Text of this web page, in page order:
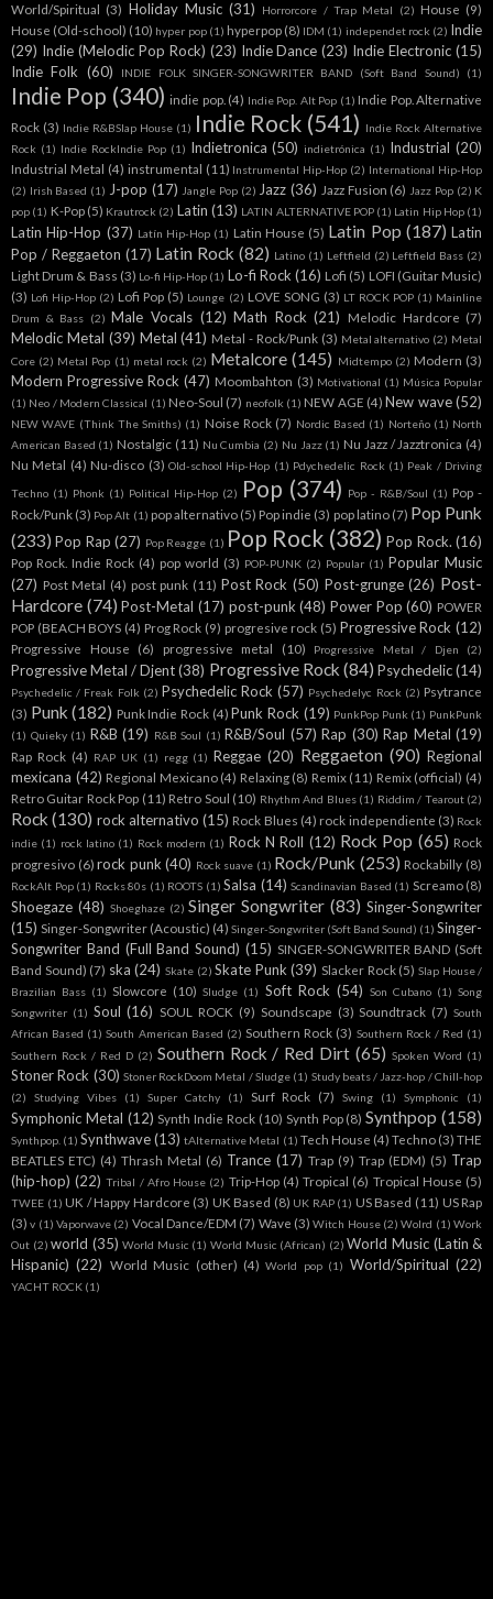
World/Spiritual (3) Holiday Music (31) Horrorcore / Trap Metal (2) House (9)
House (Old-school) (10) hyper pop (1) hyperpop (8) IDM (1) independet rock (2) Indie
(29) Indie (Melodic Pop Rock) (23) Indie Dance (23) Indie Electronic (15)
Indie Folk (60) INDIE FOLK SINGER-SONGWRITER BAND (Soft Band Sound) (1)
Indie Pop (340) indie pop. (4) Indie Pop. Alt Pop (1) Indie Pop. Alternative
Rock (3) Indie R&BSlap House (1) Indie Rock (541) Indie Rock Alternative
Rock (1) Indie RockIndie Pop (1) Indietronica (50) indietrónica (1) Industrial (20)
Industrial Metal (4) instrumental (11) Instrumental Hip-Hop (2) International Hip-Hop
(2) Irish Based (1) J-pop (17) Jangle Pop (2) Jazz (36) Jazz Fusion (6) Jazz Pop (2) K
pop (1) K-Pop (5) Krautrock (2) Latin (13) LATIN ALTERNATIVE POP (1) Latin Hip Hop (1)
Latin Hip-Hop (37) Latín Hip-Hop (1) Latin House (5) Latin Pop (187) Latin
Pop / Reggaeton (17) Latin Rock (82) Latino (1) Leftfield (2) Leftfield Bass (2)
Light Drum & Bass (3) Lo-fi Hip-Hop (1) Lo-fi Rock (16) Lofi (5) LOFI (Guitar Music)
(3) Lofi Hip-Hop (2) Lofi Pop (5) Lounge (2) LOVE SONG (3) LT ROCK POP (1) Mainline
Drum & Bass (2) Male Vocals (12) Math Rock (21) Melodic Hardcore (7)
Melodic Metal (39) Metal (41) Metal - Rock/Punk (3) Metal alternativo (2) Metal
Core (2) Metal Pop (1) metal rock (2) Metalcore (145) Midtempo (2) Modern (3)
Modern Progressive Rock (47) Moombahton (3) Motivational (1) Música Popular
(1) Neo / Modern Classical (1) Neo-Soul (7) neofolk (1) NEW AGE (4) New wave (52)
NEW WAVE (Think The Smiths) (1) Noise Rock (7) Nordic Based (1) Norteño (1) North
American Based (1) Nostalgic (11) Nu Cumbia (2) Nu Jazz (1) Nu Jazz / Jazztronica (4)
Nu Metal (4) Nu-disco (3) Old-school Hip-Hop (1) Pdychedelic Rock (1) Peak / Driving
Techno (1) Phonk (1) Political Hip-Hop (2) Pop (374) Pop - R&B/Soul (1) Pop -
Rock/Punk (3) Pop Alt (1) pop alternativo (5) Pop indie (3) pop latino (7) Pop Punk
(233) Pop Rap (27) Pop Reagge (1) Pop Rock (382) Pop Rock. (16)
Pop Rock. Indie Rock (4) pop world (3) POP-PUNK (2) Popular (1) Popular Music
(27) Post Metal (4) post punk (11) Post Rock (50) Post-grunge (26) Post-
Hardcore (74) Post-Metal (17) post-punk (48) Power Pop (60) POWER
POP (BEACH BOYS (4) Prog Rock (9) progresive rock (5) Progressive Rock (12)
Progressive House (6) progressive metal (10) Progressive Metal / Djen (2)
Progressive Metal / Djent (38) Progressive Rock (84) Psychedelic(14)
Psychedelic / Freak Folk (2) Psychedelic Rock (57) Psychedelyc Rock (2) Psytrance
(3) Punk (182) Punk Indie Rock (4) Punk Rock (19) PunkPop Punk (1) PunkPunk
(1) Quieky (1) R&B (19) R&B Soul (1) R&B/Soul (57) Rap (30) Rap Metal (19)
Rap Rock (4) RAP UK (1) regg (1) Reggae (20) Reggaeton (90) Regional
mexicana (42) Regional Mexicano (4) Relaxing (8) Remix (11) Remix (official) (4)
Retro Guitar Rock Pop (11) Retro Soul (10) Rhythm And Blues (1) Riddim / Tearout (2)
Rock (130) rock alternativo (15) Rock Blues (4) rock independiente (3) Rock
indie (1) rock latino (1) Rock modern (1) Rock N Roll (12) Rock Pop (65) Rock
progresivo (6) rock punk (40) Rock suave (1) Rock/Punk (253) Rockabilly (8)
RockAlt Pop (1) Rocks 80s (1) ROOTS (1) Salsa (14) Scandinavian Based (1) Screamo (8)
Shoegaze (48) Shoeghaze (2) Singer Songwriter (83) Singer-Songwriter
(15) Singer-Songwriter (Acoustic) (4) Singer-Songwriter (Soft Band Sound) (1) Singer-
Songwriter Band (Full Band Sound) (15) SINGER-SONGWRITER BAND (Soft
Band Sound) (7) ska (24) Skate (2) Skate Punk (39) Slacker Rock (5) Slap House /
Brazilian Bass (1) Slowcore (10) Sludge (1) Soft Rock (54) Son Cubano (1) Song
Songwriter (1) Soul (16) SOUL ROCK (9) Soundscape (3) Soundtrack (7) South
African Based (1) South American Based (2) Southern Rock (3) Southern Rock / Red (1)
Southern Rock / Red D (2) Southern Rock / Red Dirt (65) Spoken Word (1)
Stoner Rock (30) Stoner RockDoom Metal / Sludge (1) Study beats / Jazz-hop / Chill-hop
(2)
Studying Vibes (1) Super Catchy (1) Surf Rock (7) Swing (1) Symphonic (1)
Symphonic Metal (12) Synth Indie Rock (10) Synth Pop (8) Synthpop (158)
Synthpop. (1) Synthwave (13) tAlternative Metal (1) Tech House (4) Techno (3) THE
BEATLES ETC) (4) Thrash Metal (6) Trance (17) Trap (9) Trap (EDM) (5) Trap
(hip-hop) (22) Tribal / Afro House (2) Trip-Hop (4) Tropical (6) Tropical House (5)
TWEE (1) UK / Happy Hardcore (3) UK Based (8) UK RAP (1) US Based (11) US Rap
(3) v (1) Vaporwave (2) Vocal Dance/EDM (7) Wave (3) Witch House (2) Wolrd (1) Work
Out (2) world (35) World Music (1) World Music (African) (2) World Music (Latin &
Hispanic) (22) World Music (other) (4) World pop (1) World/Spiritual (22)
YACHT ROCK (1)